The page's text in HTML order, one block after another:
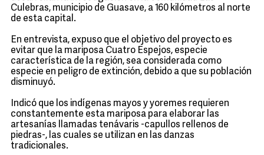
Culebras, municipio de Guasave, a 160 kilómetros al norte
de esta capital.
En entrevista, expuso que el objetivo del proyecto es
evitar que la mariposa Cuatro Espejos, especie
característica de la región, sea considerada como
especie en peligro de extinción, debido a que su población
disminuyó.
Indicó que los indígenas mayos y yoremes requieren
constantemente esta mariposa para elaborar las
artesanías llamadas tenávaris -capullos rellenos de
piedras-, las cuales se utilizan en las danzas
tradicionales.